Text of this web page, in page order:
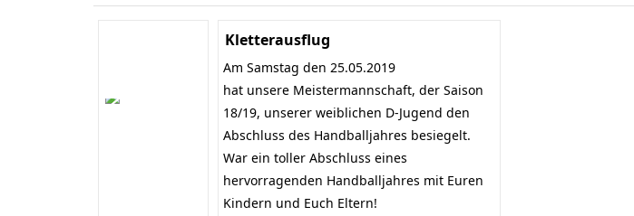
Kletterausflug
Am Samstag den 25.05.2019
hat unsere Meistermannschaft, der Saison
18/19, unserer weiblichen D-Jugend den
Abschluss des Handballjahres besiegelt.
War ein toller Abschluss eines
hervorragenden Handballjahres mit Euren
Kindern und Euch Eltern!